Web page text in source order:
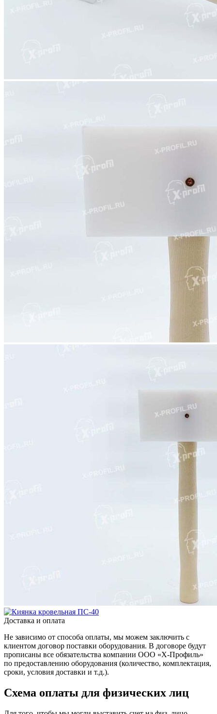
Доставка и оплата
Не зависимо от способа оплаты, мы можем заключить с
клиентом договор поставки оборудования. В договоре будут
прописаны все обязательства компании ООО «Х-Профиль»
по предоставлению оборудования (количество, комплектация,
сроки, условия доставки и т.д.).
Схема оплаты для физических лиц